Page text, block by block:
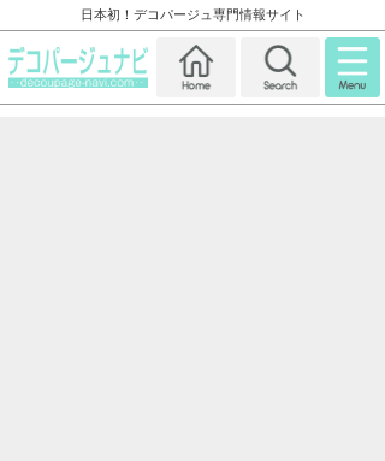
日本初！デコパージュ専門情報サイト